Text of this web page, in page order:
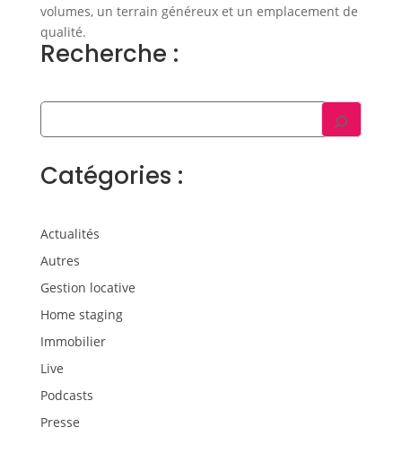
volumes, un terrain généreux et un emplacement de
qualité.
Recherche :
Catégories :
Actualités
Autres
Gestion locative
Home staging
Immobilier
Live
Podcasts
Presse